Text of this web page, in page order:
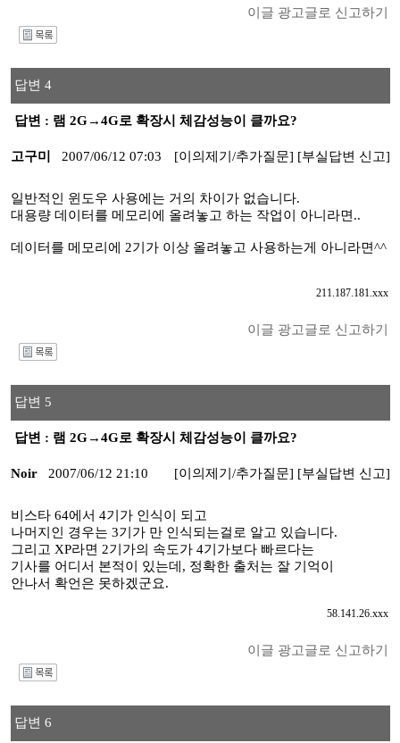
이글 광고글로 신고하기
답변 4
답변 : 램 2G→4G로 확장시 체감성능이 클까요?
고구미 2007/06/12 07:03 [이의제기/추가질문] [부실답변 신고]
일반적인 윈도우 사용에는 거의 차이가 없습니다.
대용량 데이터를 메모리에 올려놓고 하는 작업이 아니라면..
데이터를 메모리에 2기가 이상 올려놓고 사용하는게 아니라면^^
211.187.181.xxx
이글 광고글로 신고하기
답변 5
답변 : 램 2G→4G로 확장시 체감성능이 클까요?
Noir 2007/06/12 21:10 [이의제기/추가질문] [부실답변 신고]
비스타 64에서 4기가 인식이 되고
나머지인 경우는 3기가 만 인식되는걸로 알고 있습니다.
그리고 XP라면 2기가의 속도가 4기가보다 빠르다는
기사를 어디서 본적이 있는데, 정확한 출처는 잘 기억이
안나서 확언은 못하겠군요.
58.141.26.xxx
이글 광고글로 신고하기
답변 6